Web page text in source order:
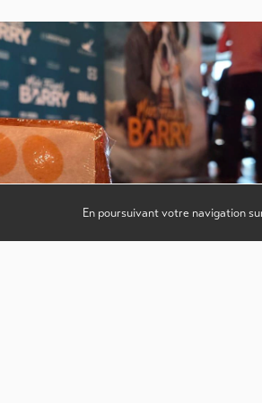
des régions au-delà du tournage.
Film Commission
En poursuivant votre navigation